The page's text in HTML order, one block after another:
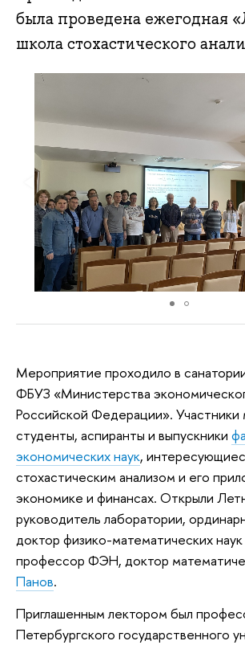
была проведена ежегодная
школа стохастического
Мероприятие проходило в
ФБУЗ «Министерства
Российской Федерации». Участники
студенты, аспиранты и выпускники
экономических наук,
стохастическим анализом и его
экономике и финансах. Открыли
руководитель лаборатории,
доктор физико-математических наук
профессор ФЭН, доктор
Панов.
Приглашенным лектором был
Петербургского государственного